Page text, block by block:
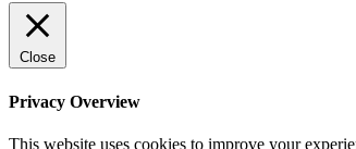
Close
Privacy Overview
This website uses cookies to improve your